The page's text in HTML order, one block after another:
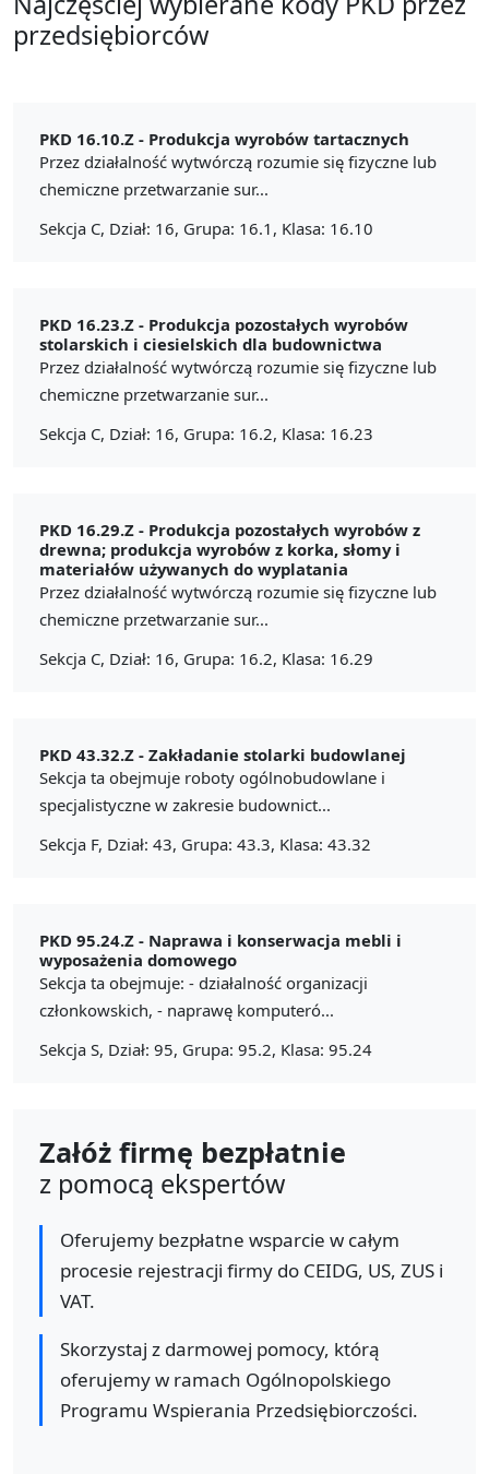
przedsiębiorców
PKD 16.10.Z - Produkcja wyrobów tartacznych
Przez działalność wytwórczą rozumie się fizyczne lub
chemiczne przetwarzanie sur...
Sekcja C, Dział: 16, Grupa: 16.1, Klasa: 16.10
PKD 16.23.Z - Produkcja pozostałych wyrobów
stolarskich i ciesielskich dla budownictwa
Przez działalność wytwórczą rozumie się fizyczne lub
chemiczne przetwarzanie sur...
Sekcja C, Dział: 16, Grupa: 16.2, Klasa: 16.23
PKD 16.29.Z - Produkcja pozostałych wyrobów z
drewna; produkcja wyrobów z korka, słomy i
materiałów używanych do wyplatania
Przez działalność wytwórczą rozumie się fizyczne lub
chemiczne przetwarzanie sur...
Sekcja C, Dział: 16, Grupa: 16.2, Klasa: 16.29
PKD 43.32.Z - Zakładanie stolarki budowlanej
Sekcja ta obejmuje roboty ogólnobudowlane i
specjalistyczne w zakresie budownict...
Sekcja F, Dział: 43, Grupa: 43.3, Klasa: 43.32
PKD 95.24.Z - Naprawa i konserwacja mebli i
wyposażenia domowego
Sekcja ta obejmuje: - działalność organizacji
członkowskich, - naprawę komputeró...
Sekcja S, Dział: 95, Grupa: 95.2, Klasa: 95.24
Załóż firmę bezpłatnie
z pomocą ekspertów
Oferujemy bezpłatne wsparcie w całym
procesie rejestracji firmy do CEIDG, US, ZUS i
VAT.
Skorzystaj z darmowej pomocy, którą
oferujemy w ramach Ogólnopolskiego
Programu Wspierania Przedsiębiorczości.